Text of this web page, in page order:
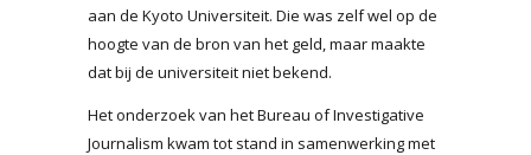
aan de Kyoto Universiteit. Die was zelf wel op de
hoogte van de bron van het geld, maar maakte
dat bij de universiteit niet bekend.
Het onderzoek van het Bureau of Investigative
Journalism kwam tot stand in samenwerking met